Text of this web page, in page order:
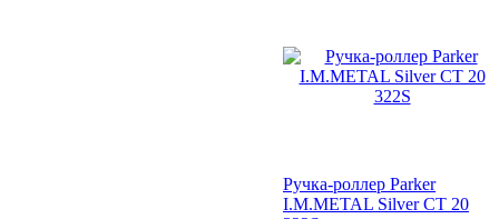
Ручка-роллер Parker
I.M.METAL Silver CT 20